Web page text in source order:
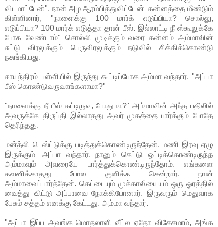
விடமாட்டேன்". நான் அழ ஆரம்பித்துவிட்டேன். கன்னத்தை மீண்டும்
கிள்ளினார், "நாளைக்கு 100 மார்க் எடுப்பியா? சொல்லு,
எடுப்பியா? 100 மார்க் எடுத்தா தான் பீஸ். இல்லாட்டி நீ ஸ்கூலுக்கே
போக வேண்டாம்" சொல்லி முடிக்கும் வரை கன்னம் அம்மாவின்
சுட்டு விரலுக்கும் பெருவிரலுக்கும் நடுவில் சிக்கிக்கொண்டு
நசுங்கியது.
சாயந்திரம் பள்ளியில் இருந்து கூட்டிப்போக அம்மா வந்தார். "அப்பா
பீஸ் கொண்டுவருவாங்களாமா?"
"நாளைக்கு நீ பீஸ் கட்டிருவ, போதுமா?" அம்மாவின் அந்த பதிலில்
அவருக்கே திருப்தி இல்லாதது அவர் முகத்தை பார்க்கும் போதே
தெரிந்தது.
மன்த்லி டெஸ்ட்டுக்கு படித்துக்கொண்டிருந்தேன். மணி இரவு ஏழு
இருக்கும். அப்பா வந்தார். நானும் கெட்டு ஒட்டிக்கொண்டிருந்த
அம்மாவும் அவரையே பார்த்துக்கொண்டிருந்தோம். எங்களை
கவனிக்காதது போல குளிக்க சென்றார். நான்
அம்மாவைப்பார்த்தேன். கெட்டையும் முக்காலியையும் ஒரு ஓரத்தில்
வைத்து விட்டு அப்பாவை நோக்கிபோனார். இருவரும் மெதுவாக
பேசும் சத்தம் எனக்கு கேட்டது. அம்மா வந்தார்.
"அப்பா இப்ப அவங்க மொதலாளி வீட்ல ஏதோ விசேசமாம், அங்க